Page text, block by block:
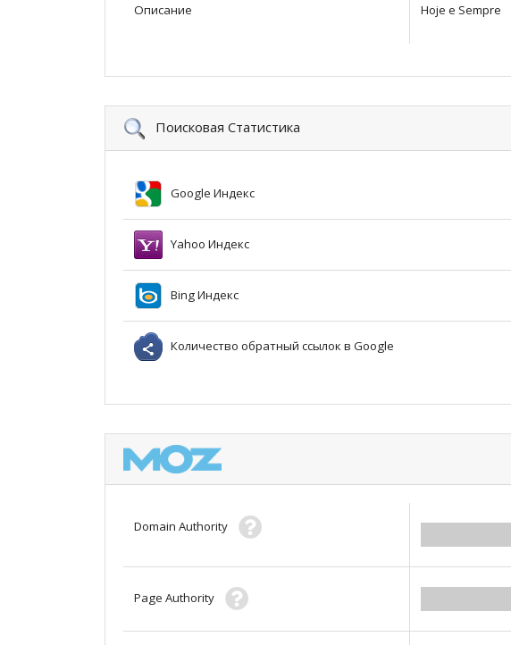
Описание Hoje e Sempre
Поисковая Статистика
Google Индекс
Yahoo Индекс
Bing Индекс
Количество обратный ссылок в Google
Domain Authority
Page Authority